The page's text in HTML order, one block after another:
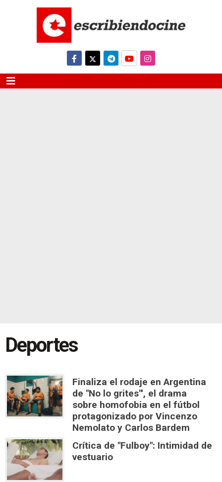
Deportes
Finaliza el rodaje en Argentina
de "No lo grites"', el drama
sobre homofobia en el fútbol
protagonizado por Vincenzo
Nemolato y Carlos Bardem
Crítica de "Fulboy": Intimidad de
vestuario